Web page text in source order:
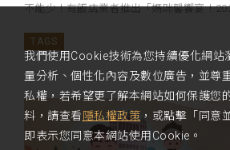
不能少！有飯店業者推出「媽咪馨饗宴！
我們使用Cookie技術為您持續優化網站
量分析、個性化內容及數位廣告，並尊
私權，若希望更了解本網站如何保護您
料，請查看 隱私權政策 ，或點擊「同意
即表示您同意本網站使用Cookie。